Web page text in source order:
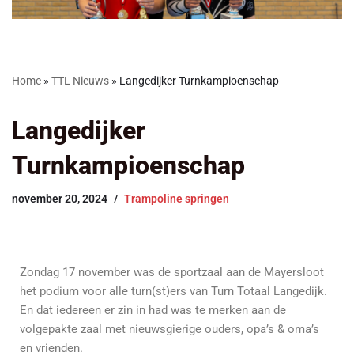
Home » TTL Nieuws » Langedijker Turnkampioenschap
Langedijker
Turnkampioenschap
november 20, 2024 Trampoline springen
Zondag 17 november was de sportzaal aan de Mayersloot
het podium voor alle turn(st)ers van Turn Totaal Langedijk.
En dat iedereen er zin in had was te merken aan de
volgepakte zaal met nieuwsgierige ouders, opa’s & oma’s
en vrienden.